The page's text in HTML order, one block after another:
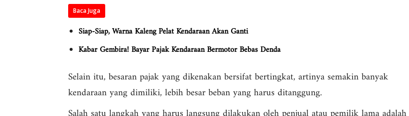
Baca Juga
Siap-Siap, Warna Kaleng Pelat Kendaraan Akan Ganti
Kabar Gembira! Bayar Pajak Kendaraan Bermotor Bebas Denda
Selain itu, besaran pajak yang dikenakan bersifat bertingkat, artinya semakin banyak
kendaraan yang dimiliki, lebih besar beban yang harus ditanggung.